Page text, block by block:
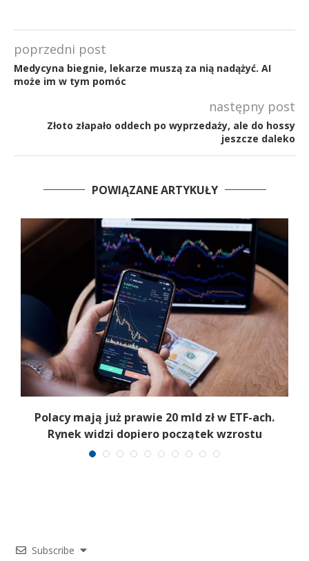
poprzedni post
Medycyna biegnie, lekarze muszą za nią nadążyć. AI
może im w tym pomóc
następny post
Złoto złapało oddech po wyprzedaży, ale do hossy
jeszcze daleko
POWIĄZANE ARTYKUŁY
Polacy mają już prawie 20 mld zł w ETF-ach.
Rynek widzi dopiero początek wzrostu
Subscribe